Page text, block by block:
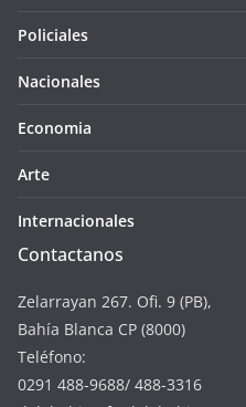
Policiales
Nacionales
Economia
Arte
Internacionales
Contactanos
Zelarrayan 267. Ofi. 9 (PB),
Bahía Blanca CP (8000)
Teléfono:
0291 488-9688/ 488-3316